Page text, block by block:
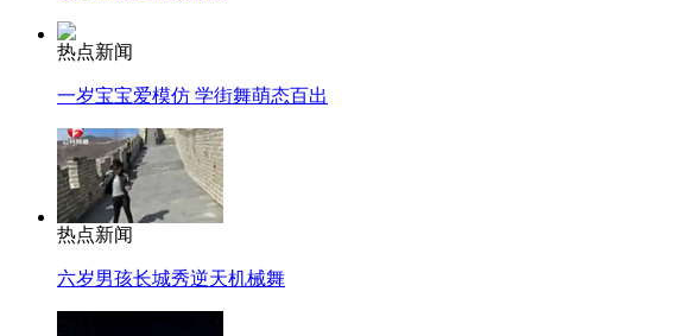
热点新闻
一岁宝宝爱模仿 学街舞萌态百出
热点新闻
六岁男孩长城秀逆天机械舞